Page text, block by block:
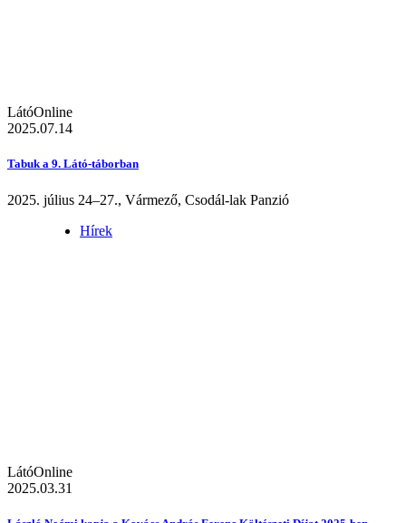
LátóOnline
2025.07.14
Tabuk a 9. Látó-táborban
2025. július 24–27., Vármező, Csodál-lak Panzió
Hírek
LátóOnline
2025.03.31